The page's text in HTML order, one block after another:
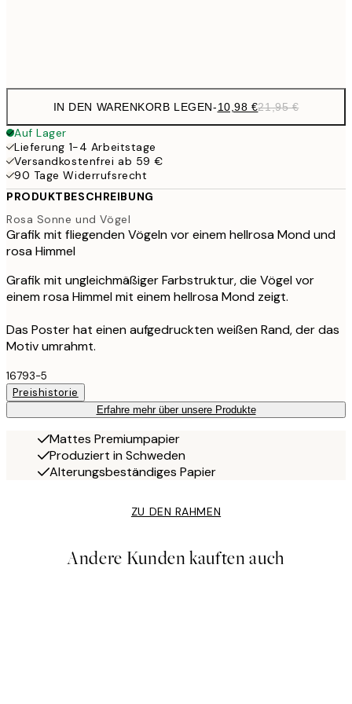
IN DEN WARENKORB LEGEN-10,98 €21,95 €
Auf Lager
Lieferung 1-4 Arbeitstage
Versandkostenfrei ab 59 €
90 Tage Widerrufsrecht
PRODUKTBESCHREIBUNG
Rosa Sonne und Vögel
Grafik mit fliegenden Vögeln vor einem hellrosa Mond und
rosa Himmel
Grafik mit ungleichmäßiger Farbstruktur, die Vögel vor
einem rosa Himmel mit einem hellrosa Mond zeigt.
Das Poster hat einen aufgedruckten weißen Rand, der das
Motiv umrahmt.
16793-5
Preishistorie
Erfahre mehr über unsere Produkte
Mattes Premiumpapier
Produziert in Schweden
Alterungsbeständiges Papier
ZU DEN RAHMEN
Andere Kunden kauften auch